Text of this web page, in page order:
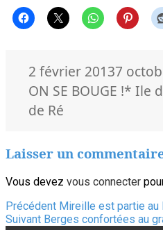
Publié
le
2 février 20137
ON SE BOUGE !Mots-
* Ile
de Ré
Laisser un
Vous devez vous connecter
Navigation
Précédent Article
précédent :
Mireille est partie au
Suivant Article
Berges confortées au